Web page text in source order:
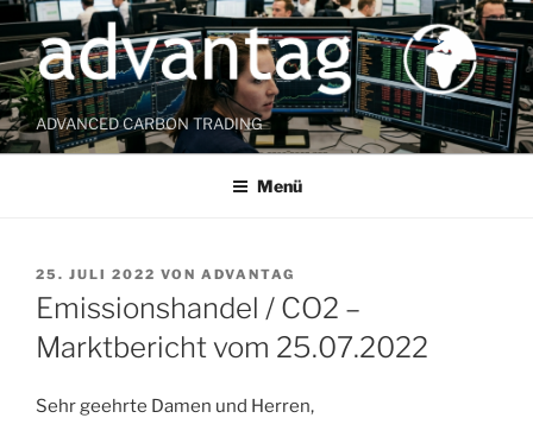
Zum
Inhalt
springen
ADVANCED CARBON TRADING
Menü
VERÖFFENTLICHT
AM
25. JULI 2022 VON ADVANTAG
Emissionshandel / CO2 –
Marktbericht vom 25.07.2022
Sehr geehrte Damen und Herren,